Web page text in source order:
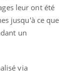
leur ont été
jusqu'à ce que
un
via